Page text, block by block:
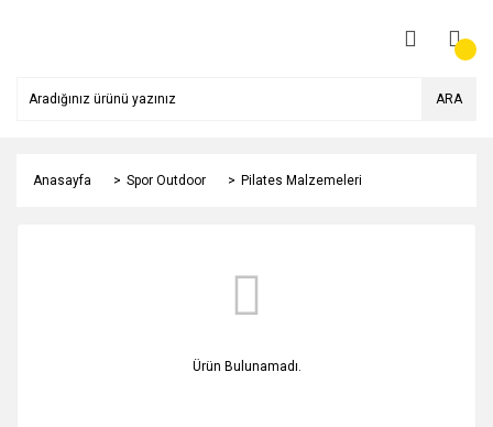
ARA
Anasayfa Spor Outdoor Pilates Malzemeleri
Ürün Bulunamadı.